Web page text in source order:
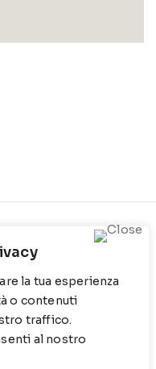
la tua esperienza
o contenuti
traffico.
al nostro
Policy
Policy